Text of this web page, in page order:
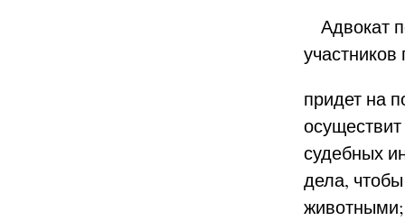
Адвокат
придет на
судебных
дела,
животными;